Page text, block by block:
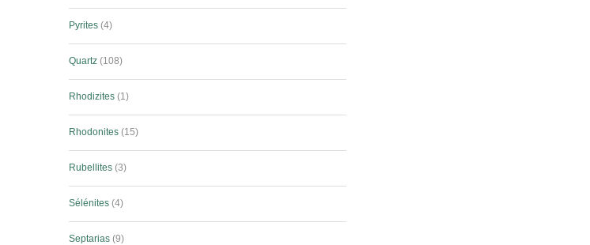
Pyrites 4
Quartz 108
Rhodizites 1
Rhodonites 15
Rubellites 3
Sélénites 4
Septarias 9